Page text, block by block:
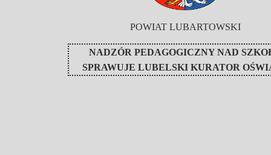
POWIAT LUBARTOWSKI
NADZÓR PEDAGOGICZNY NAD
SPRAWUJE LUBELSKI KURATOR